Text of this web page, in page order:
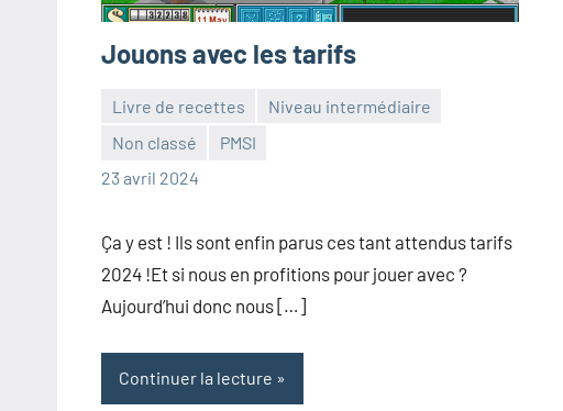
Jouons avec les tarifs
Livre de recettes
Niveau intermédiaire
Non classé
PMSI
23 avril 2024
Frédéric
Senis
Aucun
commentaire
Ça y est ! Ils sont enfin parus ces tant attendus tarifs
2024 !Et si nous en profitions pour jouer avec ?
Aujourd’hui donc nous […]
Continuer la lecture